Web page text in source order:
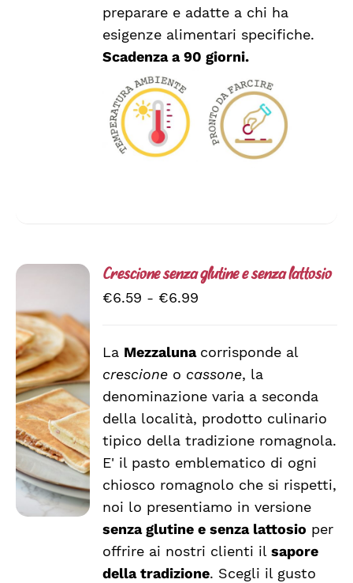
preparare e adatte a chi ha
esigenze alimentari specifiche.
Scadenza a 90 giorni.
SCEGLI
QUESTO
PRODOTTO
HA
PIÙ
VARIANTI.
LE
OPZIONI
POSSONO
/
DETTAGLI
Crescione senza glutine e senza lattosio
€6.59 - €6.99
€6.59
€6.99
La Mezzaluna corrisponde al
crescione o cassone, la
denominazione varia a seconda
della località, prodotto culinario
tipico della tradizione romagnola.
E' il pasto emblematico di ogni
chiosco romagnolo che si rispetti,
noi lo presentiamo in versione
senza glutine e senza lattosio per
offrire ai nostri clienti ilsapore
della tradizione. Scegli il gusto